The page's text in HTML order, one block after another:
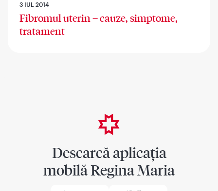
3 IUL 2014
Fibromul uterin – cauze, simptome,
tratament
Descarcă aplicația
mobilă Regina Maria